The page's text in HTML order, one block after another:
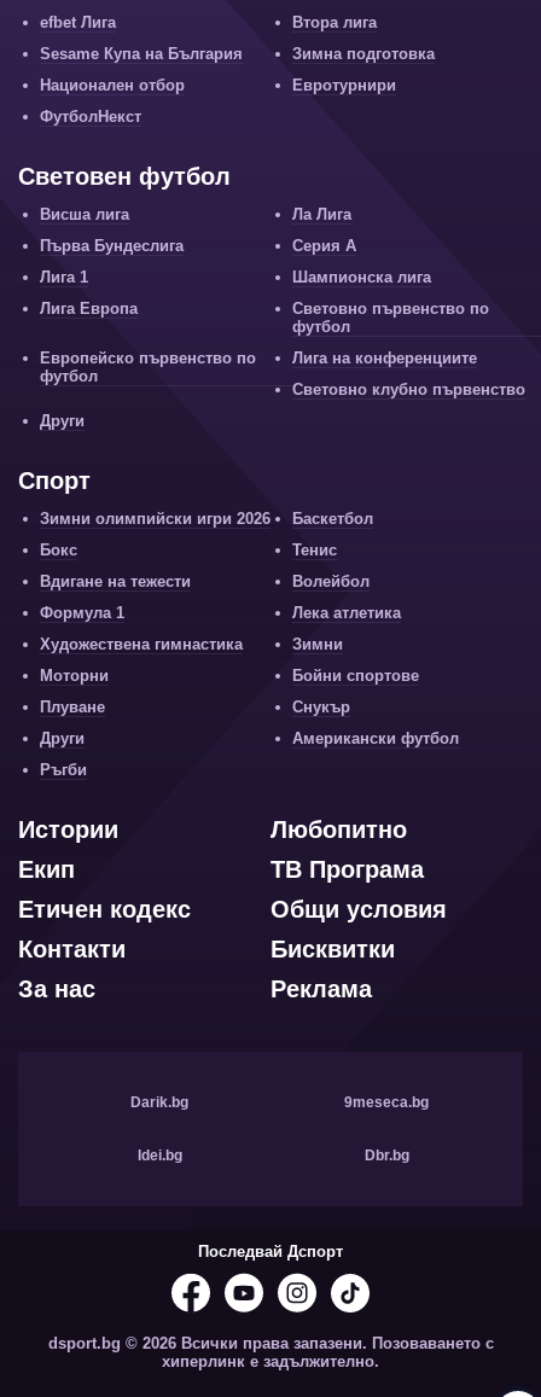
efbet Лига
Втора лига
Sesame Купа на България
Зимна подготовка
Национален отбор
Евротурнири
ФутболНекст
Световен футбол
Висша лига
Ла Лига
Първа Бундеслига
Серия А
Лига 1
Шампионска лига
Лига Европа
Световно първенство по
футбол
Европейско първенство по
футбол
Лига на конференциите
Световно клубно първенство
Други
Спорт
Зимни олимпийски игри 2026
Баскетбол
Бокс
Тенис
Вдигане на тежести
Волейбол
Формула 1
Лека атлетика
Художествена гимнастика
Зимни
Моторни
Бойни спортове
Плуване
Снукър
Други
Американски футбол
Ръгби
Любопитно
Истории
ТВ Програма
Екип
Общи условия
Етичен кодекс
Бисквитки
Контакти
Реклама
За нас
Darik.bg 9meseca.bg
Idei.bg Dbr.bg
Последвай Дспорт
dsport.bg © 2026 Всички права запазени. Позоваването с
хиперлинк е задължително.